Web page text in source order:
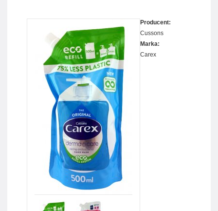
Producent:
Cussons
Marka:
Carex